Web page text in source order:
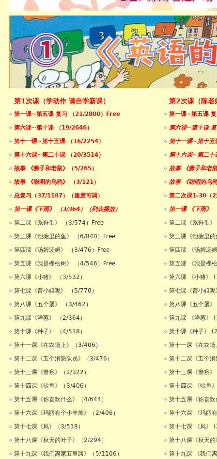
第1次课（学动作 请自学新课）
第一课~第五课 复习 （21/2800）Free
第六课~第十课 （19/2646）
第十一课~第十五课 （16/2254）
第十六课~第二十课 （20/3514）
故事 《狮子和老鼠》（5/265）
故事 《聪明的乌鸦》 （3/121）
总复习（37/1187）（速度可调）
第一课《下雨》 （3/364）（列表播放）
第二课《系鞋带》 （3/574）Free
第三课《池塘里的鱼》 （6/840）Free
第四课《汤姆汤姆》 （3/476）Free
第五课《我是棵松树》 （4/546）Free
第六课《小猪》 （3/532）
第七课《普小姐呢》 （5/770）
第八课《五个蛋》 （3/462）
第九课《洋葱》 （2/364）
第十课《种子》 （4/518）
第十一课《在农场上》（3/406）
第十二课《五个消防队员》（3/476）
第十三课《警察》（2/322）
第十四课《鲸鱼》（3/406）
第十五课《你喜欢什么》（4/644）
第十六课《玛丽有个小羊羔》（2/406）
第十七课《风》（3/518）
第十八课《秋天的叶子》（2/294）
第十九课《我们离家五里路》（5/1106）
第2次课（陈老
第一课~第五课
第六课~第十课
第十一课~第十
第十六课~第二
故事 《狮子和老
故事 《聪明的乌
第二次课1-30（
第一课 《下雨》
第二课《系鞋带
第三课《池塘里
第四课 《汤姆汤
第五课 《我是棵
第六课 《小猪》
第七课《普小姐
第八课《五个蛋
第九课 《洋葱》
第十课《种子》
第十一课《在农
第十二课《五个
第十三课《警察
第十四课 《鲸鱼
第十五课《你喜
第十六课 《玛丽
第十七课 《风》
第十八课《秋天
第十九课 《我们